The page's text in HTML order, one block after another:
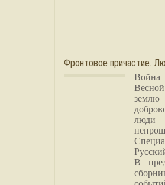
Фронтовое причастие.
Война
землю
люди
В